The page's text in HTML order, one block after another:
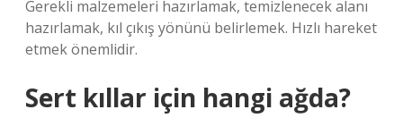
Gerekli malzemeleri hazırlamak, temizlenecek alanı
hazırlamak, kıl çıkış yönünü belirlemek. Hızlı hareket
etmek önemlidir.
Sert kıllar için hangi ağda?